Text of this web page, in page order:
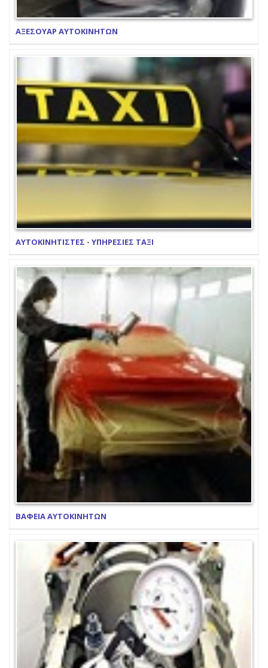
ΑΞΕΣΟΥΑΡ ΑΥΤΟΚΙΝΗΤΩΝ
ΑΥΤΟΚΙΝΗΤΙΣΤΕΣ - ΥΠΗΡΕΣΙΕΣ ΤΑΞΙ
ΒΑΦΕΙΑ ΑΥΤΟΚΙΝΗΤΩΝ